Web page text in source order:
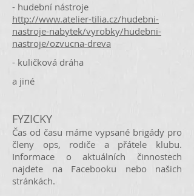
- hudební nástroje
http://www.atelier-tilia.cz/hudebni-
nastroje-nabytek/vyrobky/hudebni-
nastroje/ozvucna-dreva
- kuličková dráha
a jiné
FYZICKY
Čas od času máme vypsané brigády pro
členy ops, rodiče a přátele klubu.
Informace o aktuálních činnostech
najdete na Facebooku nebo našich
stránkách.